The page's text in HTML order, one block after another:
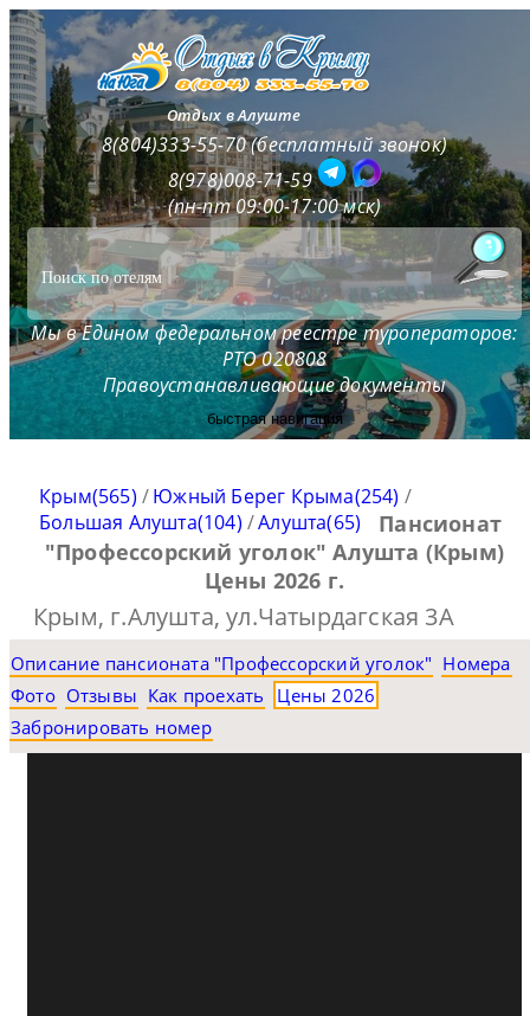
Отдых в Алуште
8(804)333-55-70 (бесплатный звонок)
8(978)008-71-59
(пн-пт 09:00-17:00 мск)
Мы в Едином федеральном реестре туроператоров:
РТО 020808
Правоустанавливающие документы
быстрая навигация
Крым(565) /Южный Берег Крыма(254) /
Большая Алушта(104) /Алушта(65)
Пансионат
"Профессорский уголок" Алушта (Крым)
Цены 2026 г.
Крым, г.Алушта, ул.Чатырдагская 3А
Описание пансионата "Профессорский уголок" Номера
Фото Отзывы Как проехать
Цены 2026
Забронировать номер